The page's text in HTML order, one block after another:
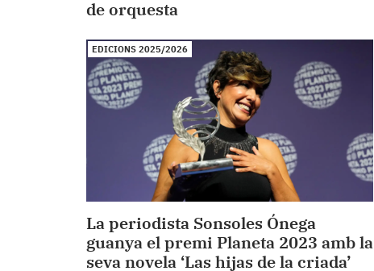
de orquesta
EDICIONS 2025/2026
La periodista Sonsoles Ónega
guanya el premi Planeta 2023 amb la
seva novela ‘Las hijas de la criada’